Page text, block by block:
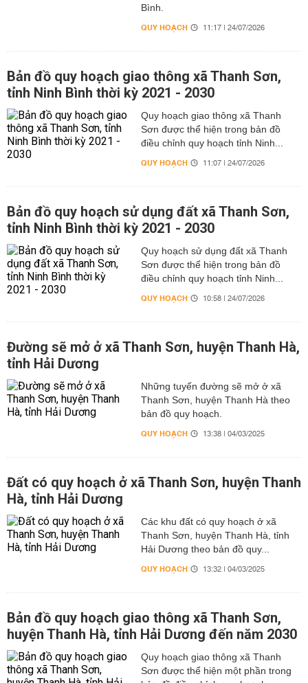
Bình.
QUY HOẠCH 11:17 | 24/07/2026
Bản đồ quy hoạch giao thông xã Thanh Sơn,
tỉnh Ninh Bình thời kỳ 2021 - 2030
Quy hoạch giao thông xã Thanh
Sơn được thể hiện trong bản đồ
điều chỉnh quy hoạch tỉnh Ninh...
QUY HOẠCH 11:07 | 24/07/2026
Bản đồ quy hoạch sử dụng đất xã Thanh Sơn,
tỉnh Ninh Bình thời kỳ 2021 - 2030
Quy hoạch sử dụng đất xã Thanh
Sơn được thể hiện trong bản đồ
điều chỉnh quy hoạch tỉnh Ninh...
QUY HOẠCH 10:58 | 24/07/2026
Đường sẽ mở ở xã Thanh Sơn, huyện Thanh Hà,
tỉnh Hải Dương
Những tuyến đường sẽ mở ở xã
Thanh Sơn, huyện Thanh Hà theo
bản đồ quy hoạch.
QUY HOẠCH 13:38 | 04/03/2025
Đất có quy hoạch ở xã Thanh Sơn, huyện Thanh
Hà, tỉnh Hải Dương
Các khu đất có quy hoạch ở xã
Thanh Sơn, huyện Thanh Hà, tỉnh
Hải Dương theo bản đồ quy...
QUY HOẠCH 13:32 | 04/03/2025
Bản đồ quy hoạch giao thông xã Thanh Sơn,
huyện Thanh Hà, tỉnh Hải Dương đến năm 2030
Quy hoạch giao thông xã Thanh
Sơn được thể hiện một phần trong